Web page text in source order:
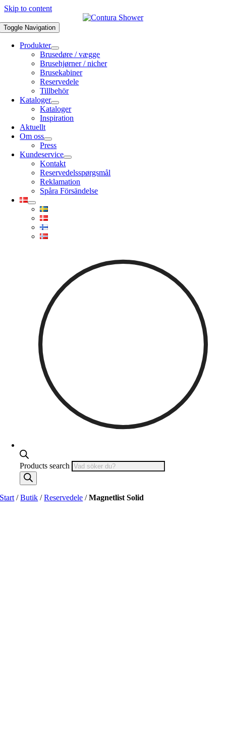
Skip to content
Toggle Navigation
Produkter
Brusedøre / vægge
Brusehjørner / nicher
Brusekabiner
Reservedele
Tillbehör
Kataloger
Kataloger
Inspiration
Aktuellt
Om oss
Press
Kundeservice
Kontakt
Reservedelsspørgsmål
Reklamation
Spåra Försändelse
Products search
Start /Butik /Reservedele /Magnetlist Solid